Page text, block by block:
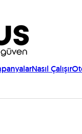
Nasıl Çalışır